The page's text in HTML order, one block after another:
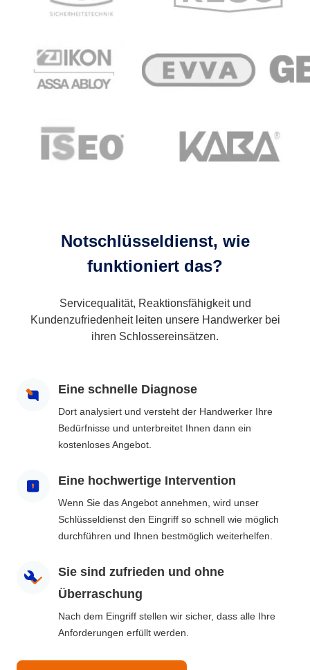
Notschlüsseldienst, wie
funktioniert das?
Servicequalität, Reaktionsfähigkeit und
Kundenzufriedenheit leiten unsere Handwerker bei
ihren Schlossereinsätzen.
Eine schnelle Diagnose
Dort analysiert und versteht der Handwerker Ihre
Bedürfnisse und unterbreitet Ihnen dann ein
kostenloses Angebot.
Eine hochwertige Intervention
Wenn Sie das Angebot annehmen, wird unser
Schlüsseldienst den Eingriff so schnell wie möglich
durchführen und Ihnen bestmöglich weiterhelfen.
Sie sind zufrieden und ohne
Überraschung
Nach dem Eingriff stellen wir sicher, dass alle Ihre
Anforderungen erfüllt werden.